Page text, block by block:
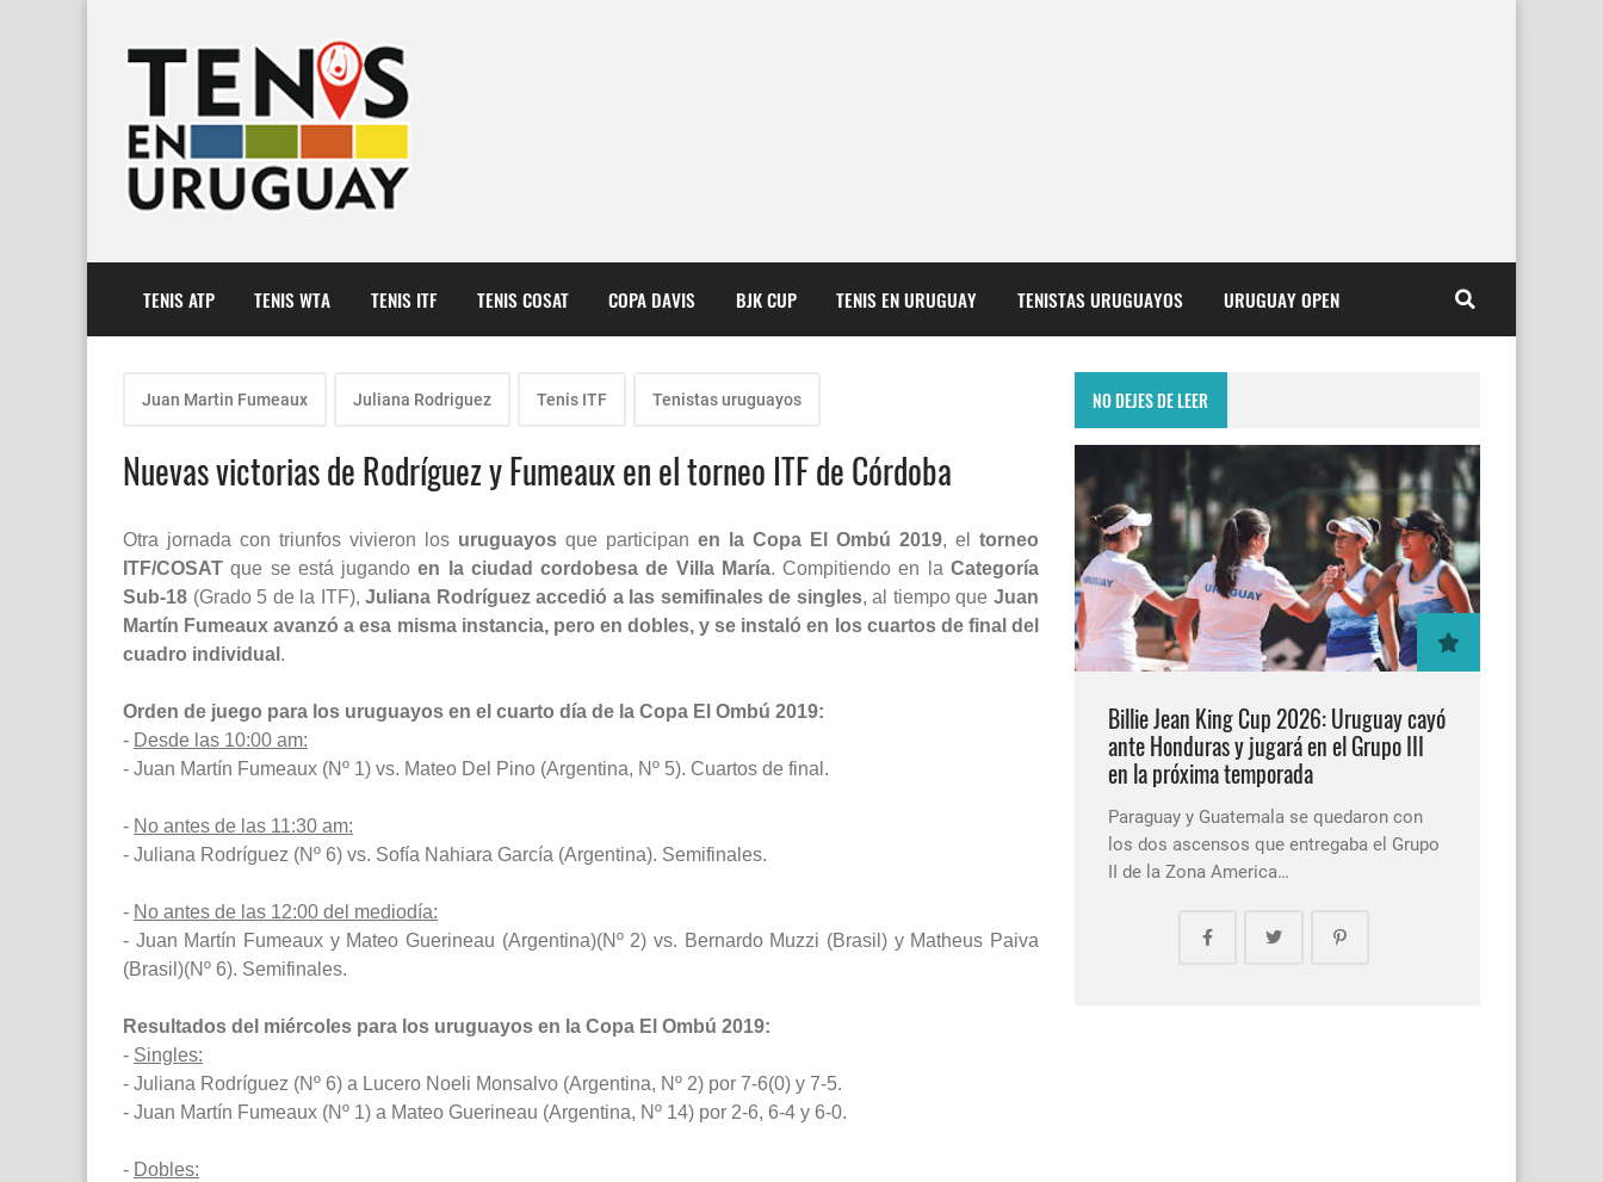
TENIS ATP TENIS WTA TENIS ITF TENIS COSAT COPA DAVIS BJK CUP TENIS EN URUGUAY TENISTAS URUGUAYOS URUGUAY OPEN
Juan Martin Fumeaux Juliana Rodriguez Tenis ITF Tenistas uruguayos
Nuevas victorias de Rodríguez y Fumeaux en el torneo ITF de Córdoba
Otra jornada con triunfos vivieron los uruguayos que participan en la Copa El Ombú 2019, el torneo
ITF/COSAT que se está jugandoen la ciudad cordobesa de Villa María. Compitiendo en laCategoría
Sub-18 (Grado 5 de la ITF),Juliana Rodríguez accedió a las semifinales de singles, al tiempo queJuan
Martín Fumeaux avanzó a esa misma instancia, pero en dobles, y se instaló en los cuartos de final del
cuadro individual .
Orden de juego para los uruguayos en el cuarto día de la Copa El Ombú 2019:
- Desde las 10:00 am:
- Juan Martín Fumeaux (Nº 1) vs. Mateo Del Pino (Argentina, Nº 5). Cuartos de final.
- No antes de las 11:30 am:
- Juliana Rodríguez (Nº 6) vs. Sofía Nahiara García (Argentina). Semifinales.
- No antes de las 12:00 del mediodía:
- Juan Martín Fumeaux y Mateo Guerineau (Argentina)(Nº 2) vs. Bernardo Muzzi (Brasil) y Matheus Paiva
(Brasil)(Nº 6). Semifinales.
Resultados del miércoles para los uruguayos en la Copa El Ombú 2019:
- Singles:
- Juliana Rodríguez (Nº 6) a Lucero Noeli Monsalvo (Argentina, Nº 2) por 7-6(0) y 7-5.
- Juan Martín Fumeaux (Nº 1) a Mateo Guerineau (Argentina, Nº 14) por 2-6, 6-4 y 6-0.
- Dobles:
NO DEJES DE LEER
Billie Jean King Cup 2026: Uruguay cayó
ante Honduras y jugará en el Grupo III
en la próxima temporada
Paraguay y Guatemala se quedaron con
los dos ascensos que entregaba el Grupo
II de la Zona America…